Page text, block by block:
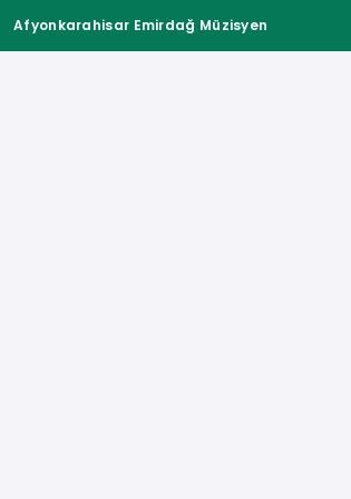
Afyonkarahisar Emirdağ Müzisyen